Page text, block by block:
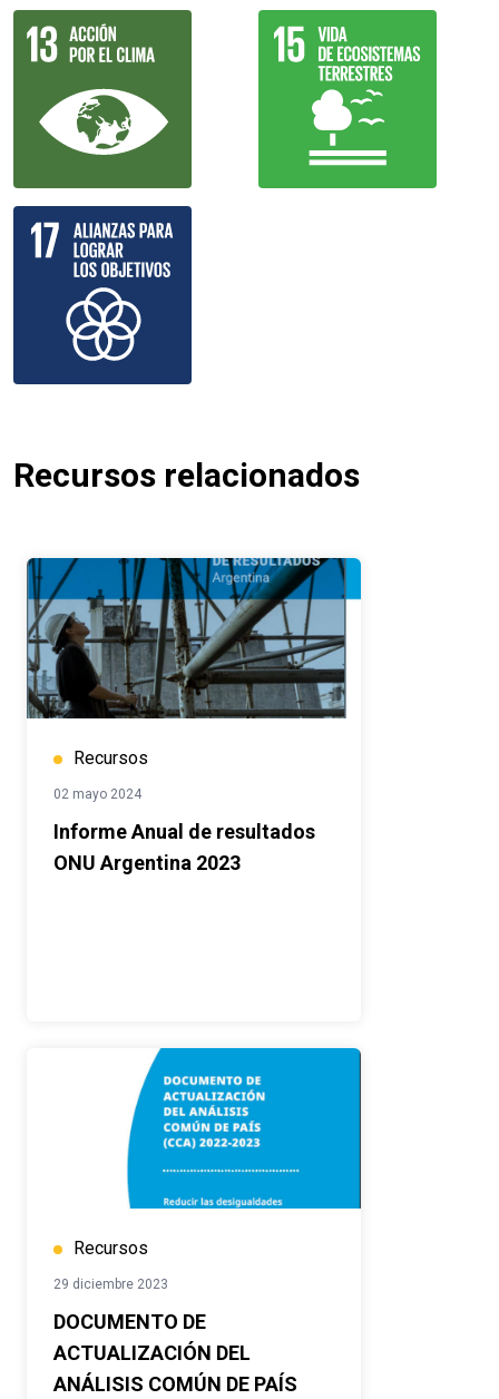
Recursos relacionados
Recursos
02 mayo 2024
Informe Anual de resultados
ONU Argentina 2023
Recursos
29 diciembre 2023
DOCUMENTO DE
ACTUALIZACIÓN DEL
ANÁLISIS COMÚN DE PAÍS